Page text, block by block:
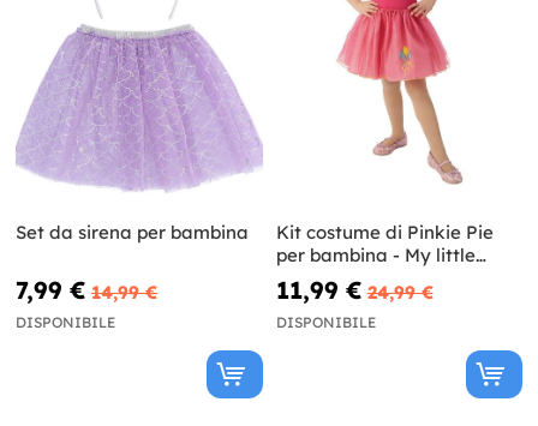
Set da sirena per bambina
7,99 € 14,99 €
DISPONIBILE
Kit costume di Pinkie Pie
per bambina - My little
Pony
11,99 € 24,99 €
DISPONIBILE